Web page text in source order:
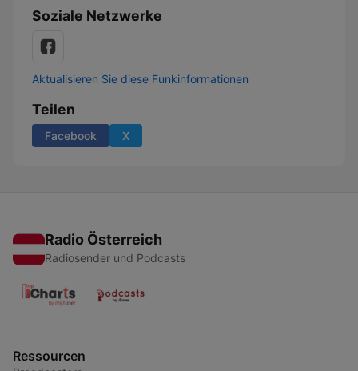
Soziale Netzwerke
Aktualisieren Sie diese Funkinformationen
Teilen
Facebook X
Radio Österreich
Radiosender und Podcasts
Ressourcen